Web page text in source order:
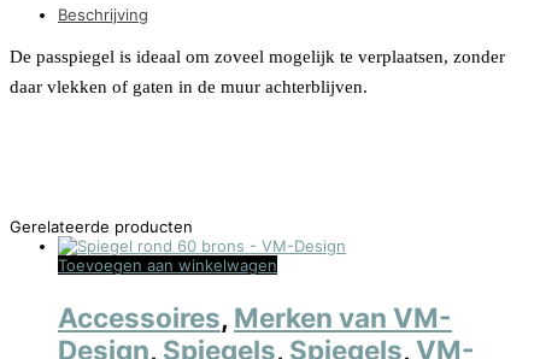
Beschrijving
De passpiegel is ideaal om zoveel mogelijk te verplaatsen, zonder
daar vlekken of gaten in de muur achterblijven.
Gerelateerde producten
Toevoegen aan winkelwagen
Accessoires, Merken van VM-
Design, Spiegels, Spiegels, VM-